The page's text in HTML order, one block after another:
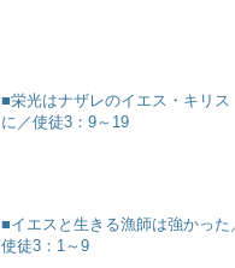
■栄光はナザレのイエス・キリス
に／使徒3：9～19
■イエスと生きる漁師は強かった
使徒3：1～9